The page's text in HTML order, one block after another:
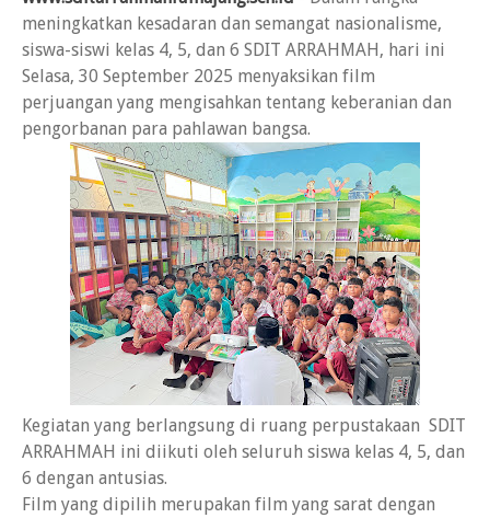
meningkatkan kesadaran dan semangat nasionalisme,
siswa-siswi kelas 4, 5, dan 6 SDIT ARRAHMAH, hari ini
Selasa, 30 September 2025 menyaksikan film
perjuangan yang mengisahkan tentang keberanian dan
pengorbanan para pahlawan bangsa.
Kegiatan yang berlangsung di ruang perpustakaan SDIT
ARRAHMAH ini diikuti oleh seluruh siswa kelas 4, 5, dan
6 dengan antusias.
Film yang dipilih merupakan film yang sarat dengan